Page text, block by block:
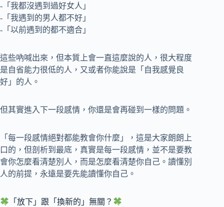
-「我都沒遇到過好女人」
-「我遇到的男人都不好」
-「以前遇到的都不適合」
這些吶喊出來，但本質上會一直這麼說的人，很大程度
是自省能力很低的人，又或者你能說是「自我感覺良
好」的人。
但其實進入下一段感情，你還是會再碰到一樣的問題。
「每一段感情絕對都能教會你什麼」，這是大家朗朗上
口的，但剖析到最底，真實是每一段感情，並不是要教
會你怎麼看清楚別人，而是怎麼看清楚你自己。讀懂別
人的前提，永遠是要先能讀懂你自己。
「放下」跟「換新的」無關？